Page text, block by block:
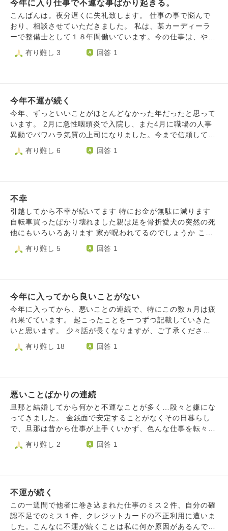
思います。 私自身、昔からそういった予言やネガティブな
ニュースや情報が凄く苦手で、一回見るとなかなか頭から離
れず、“本当に起きちゃうのかな…“と不安になり、先述のこ
とを言われて以降ずっと怯えています。何をするにしてもそ
なかなか頭から離れません。どうすれば気にせず楽に過ごせ
今年に入り仕事で不運な事ばかり起きる。
こんばんは。夜分遅くに失礼致します。 仕事の事で悩んで
おり、相談させていただきました。 私は、某カーディーラ
ーで整備士として１８年間働いています。今の仕事は、やり
甲斐があり楽しいです。ただ、今年に入り会社に損失を与え
る様な出来事が4件と立て続けに起こってしまい、正直気持
持ちから自費で修理代を出したりもしています。何故、その
様な出来事が立て続けに起きているのか原因も分からない事
に歯痒さと苛立ちを内心で噛み締める毎日です。自分の注意
力なさと整備士としての技術力のなさも原因一つなのかとも
のでお祓い等も行った方がいいのかなとも考えております。
運断ち切り方等何かいいアドバイスがあれは頂戴したいで
す。よろしくお願い致します。
有り難し 3 回答 1
今年不運が続く
今年、ずっといいことがほとんどなかった年だったと思って
います。 2月に急性咽頭炎で入院し、また4月に職場の人事
異動でパワハラ気質の上司になりました。今まで信頼してい
た前の上司も人事異動後、夏に転職してしまいました。 冬
になり、よく一緒に旅行にも行っていた友人にSNSのフォロ
てLINEで私のいびきがうるさかったから眠れなかった、と
言われとても傷つきました。 謝ることしかできなかったた
め謝りましたが、未読無視の状況です。 ここまでいいこと
がなかったのが初めてなので、何でこんな悲しい思いをたく
んネガティブな方向に考えてしまいます。 こういう時、ど
有り難し 6 回答 1
不幸
引越してから不幸が続いてます 特にお金が無駄に減ります
自転車買ったばかり壊れました親は足を骨折愛犬の突然の死
他にもいろいろあります 家が呪われてるのでしょうか この
家に来てから他の犬も病気です 自分も今までなかったのに
坐骨神経や尿道管結石や盲腸になったり不幸が続いてます
有り難し 5 回答 1
今年に入ってから良いことがない
今年に入ってから、悪いことの連続で、特にこの数ヵ月は疲
れ果てています。 起こったことを一つずつ記載していきた
いと思います。 少々話が長くなりますが、ご了承くださ
た父方の祖母(同居して面倒を見ていた)が、昨年末に亡くな
父が6月末に脳出血で倒れました。 左半身に痺れが残ったい
ますが、今はリハビリしつつ回復しています。 3つ目: 母の
義弟が高熱で倒れ数週間入院したあと、リウマチから来る関
節炎と診断されました。 4つ目: 会社の上司と揉めました。
く休みたいと打診しましたが、懇願され、半日のみ出勤する
れも悪化し。 母もモヤモヤ病という難病を患っているため
に、父のことを任せきりにはできません。 最終的に、私の
カウンセラーと先生含め相談した結果、病気休暇で休むこと
になりました。それを上司に伝えると、「周りの信頼を失
有り難し 18 回答 1
悪いことばかりの連続
旦那と結婚してから何かと不運なことが多く…段々と嫌にな
ってきました。 金銭面で安定することがなくその日暮らし
で、旦那は昔から仕事が上手くいかず、色んな仕事を転々と
したり収入が安定しません。私も体を壊したり、仕事も上手
くいかず…やっと何かが軌道に乗りそうだと思った瞬間全て
は色々と厳しいです。 自分の育った場所や大切な家族から
ずっと離れて暮らして、1人で戦ってきて、何も上手くいか
ず本当に疲れてきました。 上手く言葉に出来ないですが…
なんでこんなに悪いことばかりが続くのか。悪霊に取り憑か
有り難し 2 回答 1
不運が続く
この一週間で他者に巻き込まれた仕事のミス２件、自分の確
認不足でのミス１件、クレジットカードの不正利用に遭いま
した。こんなに不運が続くことは私に何か原因があるんでし